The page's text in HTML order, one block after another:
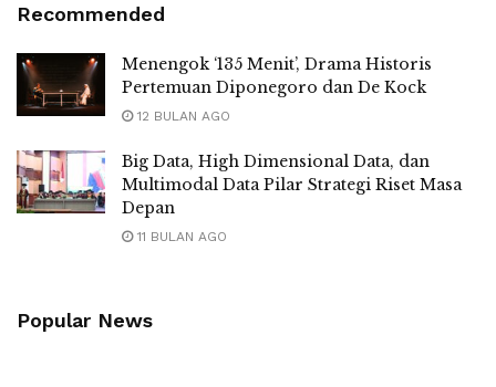
Recommended
Menengok ‘135 Menit’, Drama Historis
Pertemuan Diponegoro dan De Kock
12 BULAN AGO
Big Data, High Dimensional Data, dan
Multimodal Data Pilar Strategi Riset Masa
Depan
11 BULAN AGO
Popular News